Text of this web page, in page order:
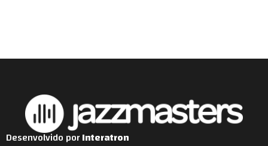
Desenvolvido porInteratron